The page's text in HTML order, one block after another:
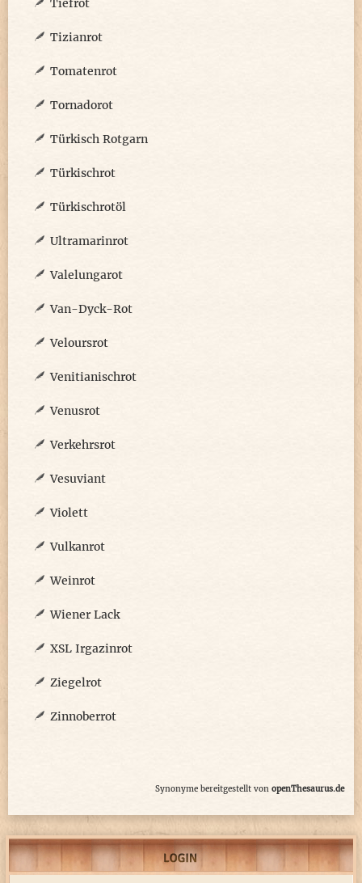
Tiefrot
Tizianrot
Tomatenrot
Tornadorot
Türkisch Rotgarn
Türkischrot
Türkischrotöl
Ultramarinrot
Valelungarot
Van-Dyck-Rot
Veloursrot
Venitianischrot
Venusrot
Verkehrsrot
Vesuviant
Violett
Vulkanrot
Weinrot
Wiener Lack
XSL Irgazinrot
Ziegelrot
Zinnoberrot
Synonyme bereitgestellt von openThesaurus.de